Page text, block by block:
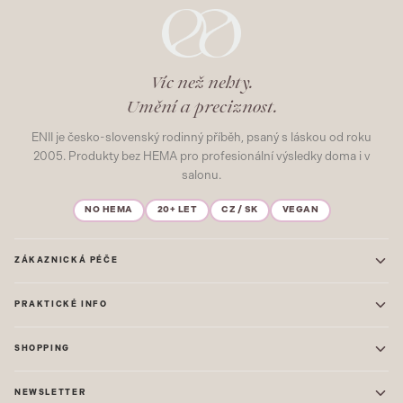
Víc než nehty.
Umění a preciznost.
ENII je česko-slovenský rodinný příběh, psaný s láskou od roku
2005. Produkty bez HEMA pro profesionální výsledky doma i v
salonu.
NO HEMA 20+ LET CZ / SK VEGAN
ZÁKAZNICKÁ PÉČE
Časté dotazy
Mapa stránek
PRAKTICKÉ INFO
Prodejna: Uherské Hradiště
Ochrana osobních údajů
SHOPPING
GEL LAKY
NEWSLETTER